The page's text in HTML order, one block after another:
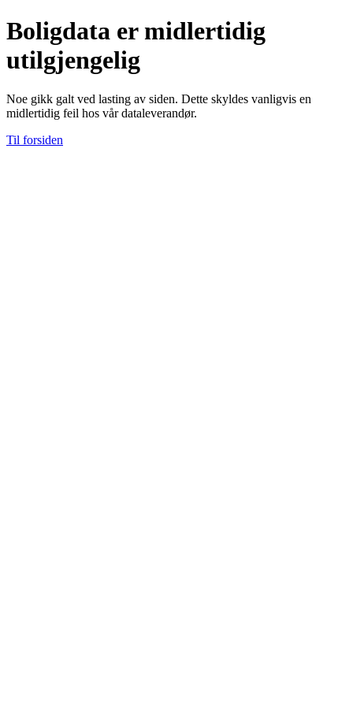
Boligdata er midlertidig
utilgjengelig
Noe gikk galt ved lasting av siden. Dette skyldes vanligvis en
midlertidig feil hos vår dataleverandør.
Til forsiden